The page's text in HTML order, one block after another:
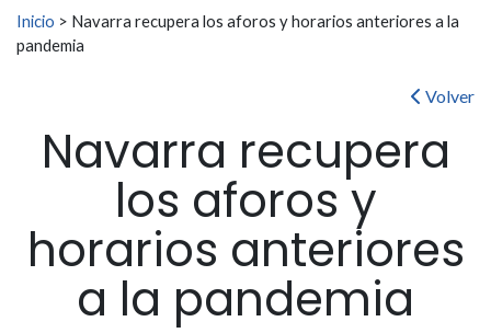
Buscar:
Inicio > Navarra recupera los aforos y horarios anteriores a la
pandemia
Volver
Navarra recupera
los aforos y
horarios anteriores
a la pandemia